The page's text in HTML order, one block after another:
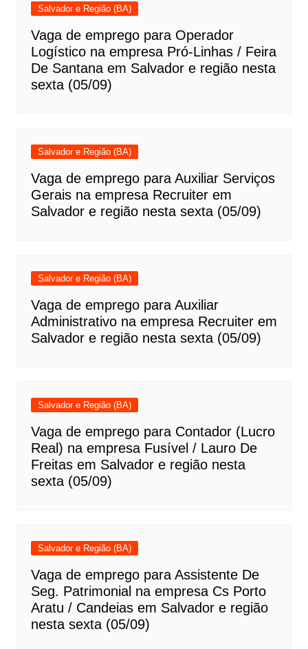
Salvador e Região (BA)
Vaga de emprego para Operador
Logístico na empresa Pró-Linhas / Feira
De Santana em Salvador e região nesta
sexta (05/09)
Salvador e Região (BA)
Vaga de emprego para Auxiliar Serviços
Gerais na empresa Recruiter em
Salvador e região nesta sexta (05/09)
Salvador e Região (BA)
Vaga de emprego para Auxiliar
Administrativo na empresa Recruiter em
Salvador e região nesta sexta (05/09)
Salvador e Região (BA)
Vaga de emprego para Contador (Lucro
Real) na empresa Fusível / Lauro De
Freitas em Salvador e região nesta
sexta (05/09)
Salvador e Região (BA)
Vaga de emprego para Assistente De
Seg. Patrimonial na empresa Cs Porto
Aratu / Candeias em Salvador e região
nesta sexta (05/09)